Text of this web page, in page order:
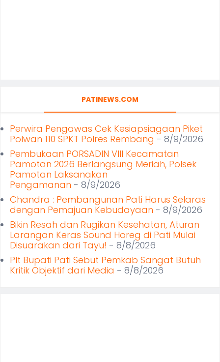
PATINEWS.COM
Perwira Pengawas Cek Kesiapsiagaan Piket
Polwan 110 SPKT Polres Rembang - 8/9/2026
Pembukaan PORSADIN VIII Kecamatan
Pamotan 2026 Berlangsung Meriah, Polsek
Pamotan Laksanakan
Pengamanan - 8/9/2026
Chandra : Pembangunan Pati Harus Selaras
dengan Pemajuan Kebudayaan - 8/9/2026
Bikin Resah dan Rugikan Kesehatan, Aturan
Larangan Keras Sound Horeg di Pati Mulai
Disuarakan dari Tayu! - 8/8/2026
Plt Bupati Pati Sebut Pemkab Sangat Butuh
Kritik Objektif dari Media - 8/8/2026